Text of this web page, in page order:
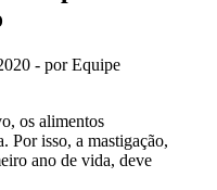
- por Equipe
os alimentos
Por isso, a mastigação,
ano de vida, deve